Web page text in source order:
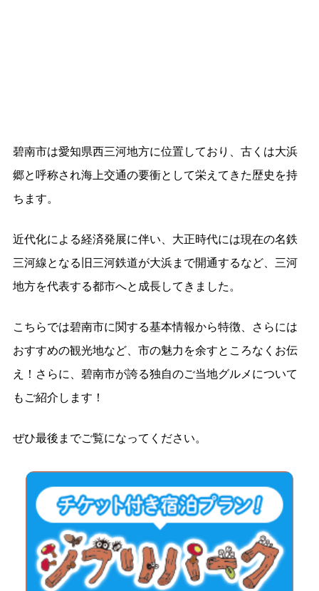
碧南市は愛知県西三河地方に位置しており、古くは大浜
郷と呼称され海上交通の要衝として栄えてきた歴史を持
ちます。
近代化による経済発展に伴い、大正時代には現在の名鉄
三河線となる旧三河鉄道が大浜まで開通するなど、三河
地方を代表する都市へと成長してきました。
こちらでは碧南市に関する基本情報から特徴、さらには
おすすめの観光地など、市の魅力を余すところなくお伝
え！さらに、碧南市が誇る独自のご当地グルメについて
もご紹介します！
ぜひ最後までご覧になってください。